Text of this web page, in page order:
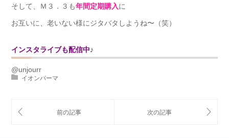
そして、Ｍ３．３も年間定期購入に
お互いに、老いない様にジタバタしようね〜（笑）
インスタライブも配信中♪
@unjourr
イオンパーマ